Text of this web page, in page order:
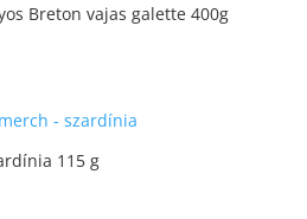
Breton vajas galette 400g
115 g